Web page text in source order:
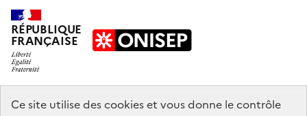
Ce site utilise des cookies et vous donne le contrôle
RÉPUBLIQUE
FRANÇAISE
education.gouv.fr